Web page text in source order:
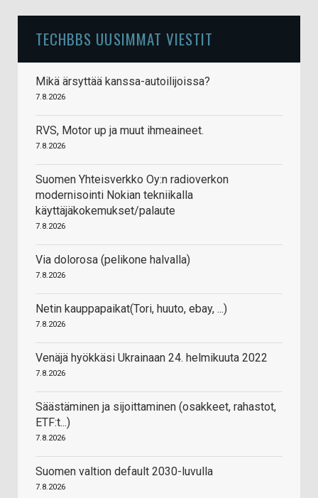
TECHBBS UUSIMMAT VIESTIT
Mikä ärsyttää kanssa-autoilijoissa?
7.8.2026
RVS, Motor up ja muut ihmeaineet.
7.8.2026
Suomen Yhteisverkko Oy:n radioverkon
modernisointi Nokian tekniikalla
käyttäjäkokemukset/palaute
7.8.2026
Via dolorosa (pelikone halvalla)
7.8.2026
Netin kauppapaikat(Tori, huuto, ebay, ...)
7.8.2026
Venäjä hyökkäsi Ukrainaan 24. helmikuuta 2022
7.8.2026
Säästäminen ja sijoittaminen (osakkeet, rahastot,
ETF:t...)
7.8.2026
Suomen valtion default 2030-luvulla
7.8.2026